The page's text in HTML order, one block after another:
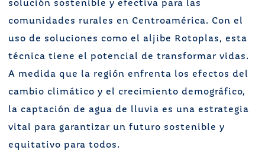
solución sostenible y efectiva para las
comunidades rurales en Centroamérica. Con el
uso de soluciones como el aljibe Rotoplas, esta
técnica tiene el potencial de transformar vidas.
A medida que la región enfrenta los efectos del
cambio climático y el crecimiento demográfico,
la captación de agua de lluvia es una estrategia
vital para garantizar un futuro sostenible y
equitativo para todos.